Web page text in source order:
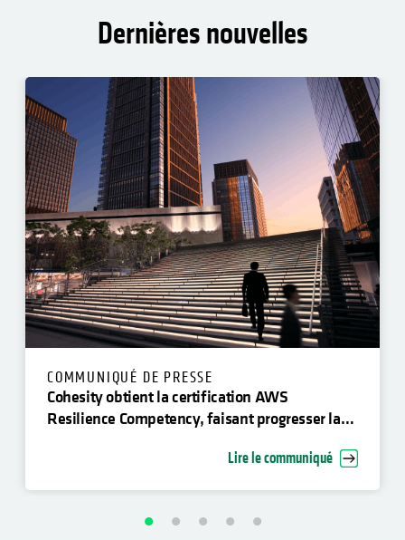
Dernières nouvelles
COMMUNIQUÉ DE PRESSE
Cohesity obtient la certification AWS
Resilience Competency, faisant progresser la
Lire le communiqué